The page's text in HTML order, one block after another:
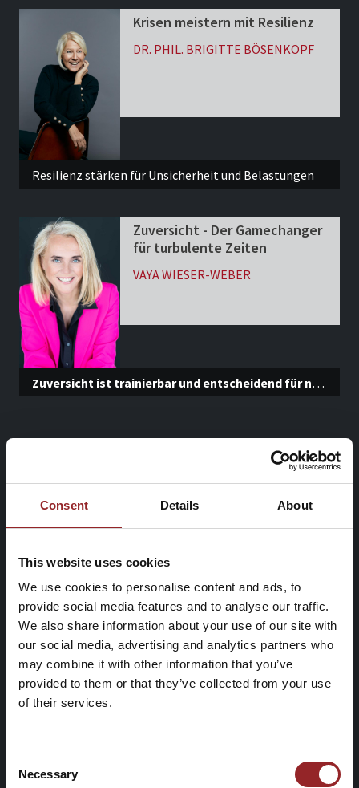
Consent Details About
This website uses cookies
We use cookies to personalise content and ads, to
provide social media features and to analyse our traffic.
We also share information about your use of our site with
our social media, advertising and analytics partners who
may combine it with other information that you’ve
provided to them or that they’ve collected from your use
of their services.
Selection
Necessary